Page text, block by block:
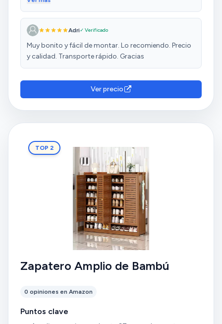
and everyone else has their stickers!), so figuring out
how to get started took some time. Thankfully the
instructions manual was included. Once I got
started, the rest was pretty intuitive. It looks very nice
it will not become a stink bomb. It will NOT work well
for big shoes (unless there aren't that many shoes
Adri✓ Verificado
Muy bonito y fácil de montar. Lo recomiendo. Precio
y calidad. Transporte rápido. Gracias
Ver precio
TOP 2
Zapatero Amplio de Bambú
0 opiniones en Amazon
Puntos clave